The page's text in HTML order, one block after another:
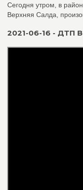
Сегодня утром, в
Верхняя Салда,
2021-06-16 - ДТП